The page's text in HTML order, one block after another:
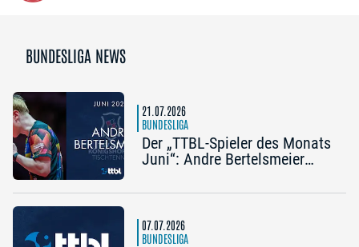
BUNDESLIGA NEWS
21.07.2026
BUNDESLIGA
Der „TTBL-Spieler des Monats
Juni“: Andre Bertelsmeier
07.07.2026
BUNDESLIGA